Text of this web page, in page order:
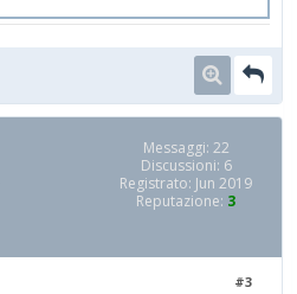
Messaggi: 22
Discussioni: 6
Registrato: Jun 2019
Reputazione: 3
#3